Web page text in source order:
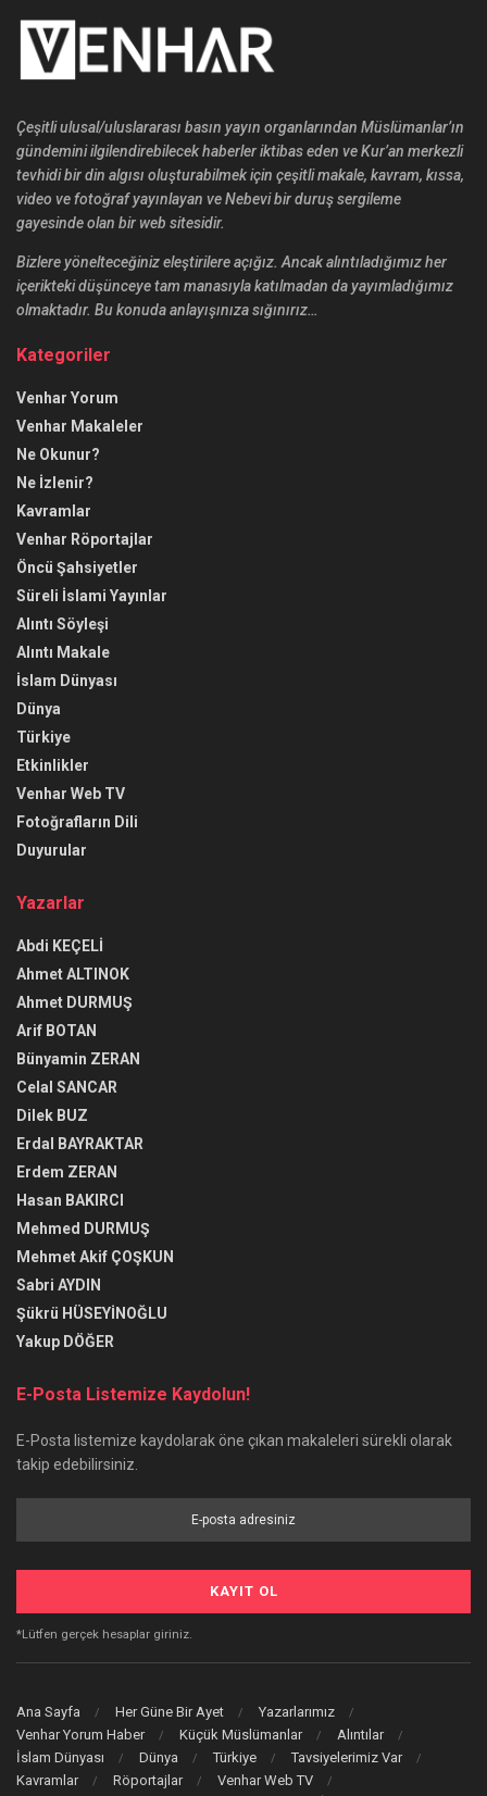
Çeşitli ulusal/uluslararası basın yayın organlarından Müslümanlar’ın
gündemini ilgilendirebilecek haberler iktibas eden ve Kur’an merkezli
tevhidi bir din algısı oluşturabilmek için çeşitli makale, kavram, kıssa,
video ve fotoğraf yayınlayan ve Nebevi bir duruş sergileme
gayesinde olan bir web sitesidir.
Bizlere yönelteceğiniz eleştirilere açığız. Ancak alıntıladığımız her
içerikteki düşünceye tam manasıyla katılmadan da yayımladığımız
olmaktadır. Bu konuda anlayışınıza sığınırız…
Kategoriler
Venhar Yorum
Venhar Makaleler
Ne Okunur?
Ne İzlenir?
Kavramlar
Venhar Röportajlar
Öncü Şahsiyetler
Süreli İslami Yayınlar
Alıntı Söyleşi
Alıntı Makale
İslam Dünyası
Dünya
Türkiye
Etkinlikler
Venhar Web TV
Fotoğrafların Dili
Duyurular
Yazarlar
Abdi KEÇELİ
Ahmet ALTINOK
Ahmet DURMUŞ
Arif BOTAN
Bünyamin ZERAN
Celal SANCAR
Dilek BUZ
Erdal BAYRAKTAR
Erdem ZERAN
Hasan BAKIRCI
Mehmed DURMUŞ
Mehmet Akif ÇOŞKUN
Sabri AYDIN
Şükrü HÜSEYİNOĞLU
Yakup DÖĞER
E-Posta Listemize Kaydolun!
E-Posta listemize kaydolarak öne çıkan makaleleri sürekli olarak
takip edebilirsiniz.
*Lütfen gerçek hesaplar giriniz.
Ana Sayfa Her Güne Bir Ayet
Yazarlarımız
Venhar Yorum Haber
Küçük Müslümanlar
Alıntılar
İslam Dünyası
Dünya Türkiye
Tavsiyelerimiz Var
Kavramlar
Röportajlar
Venhar Web TV